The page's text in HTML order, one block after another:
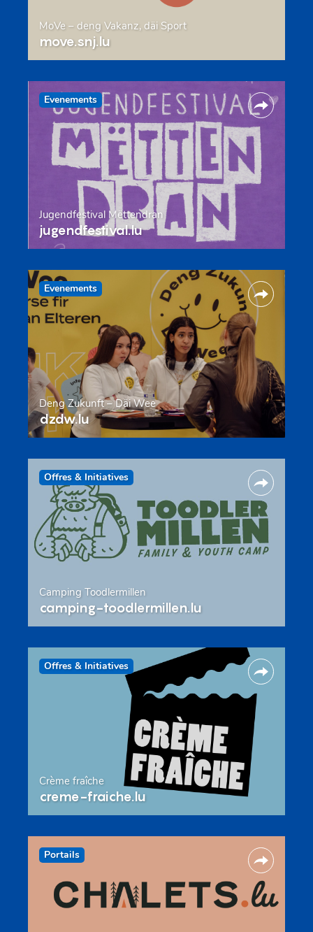
MoVe – deng Vakanz, däi Sport
move.snj.lu
Evenements
Jugendfestival Mëttendran
jugendfestival.lu
Evenements
Deng Zukunft – Däi Wee
dzdw.lu
Offres & Initiatives
Camping Toodlermillen
camping-toodlermillen.lu
Offres & Initiatives
Crème fraîche
creme-fraiche.lu
Portails